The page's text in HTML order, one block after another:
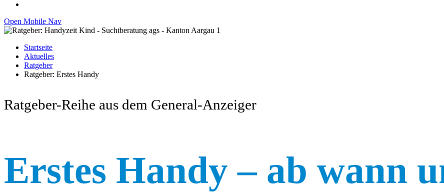
Open Mobile Nav
Startseite
Aktuelles
Ratgeber
Ratgeber: Erstes Handy
Ratgeber-Reihe aus dem General-Anzeiger
Erstes Handy – ab wann